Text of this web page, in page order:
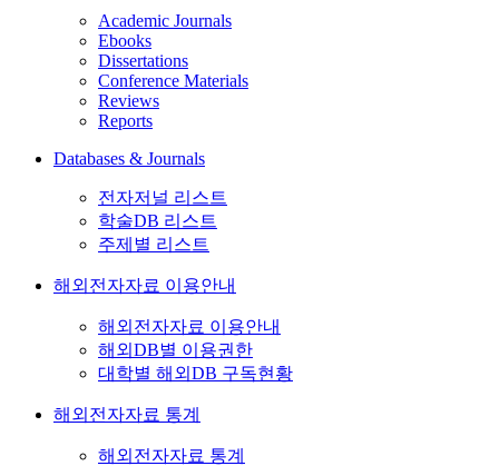
Academic Journals
Ebooks
Dissertations
Conference Materials
Reviews
Reports
Databases & Journals
전자저널 리스트
학술DB 리스트
주제별 리스트
해외전자자료 이용안내
해외전자자료 이용안내
해외DB별 이용권한
대학별 해외DB 구독현황
해외전자자료 통계
해외전자자료 통계